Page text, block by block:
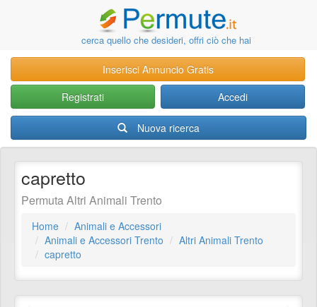
cerca quello che desideri, offri ciò che hai
Inserisci Annuncio Gratis
Registrati
Accedi
Nuova ricerca
capretto
Permuta Altri Animali Trento
Home
Animali e Accessori
Animali e Accessori Trento
Altri Animali Trento
capretto